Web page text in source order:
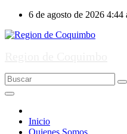
contenido
6 de agosto de 2026 4:44
Inicio
Quienes Somos